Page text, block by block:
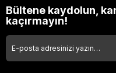
Bültene kaydolun,
kaçırmayın!